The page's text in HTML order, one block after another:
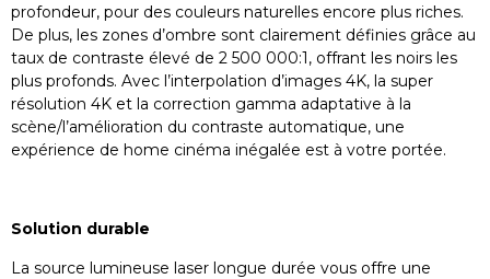
profondeur, pour des couleurs naturelles encore plus riches.
De plus, les zones d’ombre sont clairement définies grâce au
taux de contraste élevé de 2 500 000:1, offrant les noirs les
plus profonds. Avec l’interpolation d’images 4K, la super
résolution 4K et la correction gamma adaptative à la
scène/l’amélioration du contraste automatique, une
expérience de home cinéma inégalée est à votre portée.
Solution durable
La source lumineuse laser longue durée vous offre une